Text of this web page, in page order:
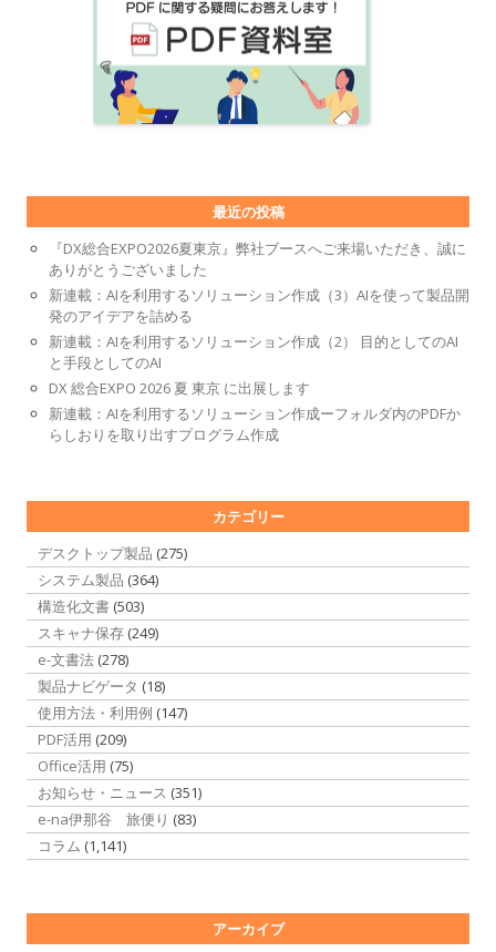
最近の投稿
『DX総合EXPO2026夏東京』弊社ブースへご来場いただき、誠に
ありがとうございました
新連載：AIを利用するソリューション作成（3）AIを使って製品開
発のアイデアを詰める
新連載：AIを利用するソリューション作成（2） 目的としてのAI
と手段としてのAI
DX 総合EXPO 2026 夏 東京 に出展します
新連載：AIを利用するソリューション作成ーフォルダ内のPDFか
らしおりを取り出すプログラム作成
カテゴリー
デスクトップ製品 (275)
システム製品 (364)
構造化文書 (503)
スキャナ保存 (249)
e-文書法 (278)
製品ナビゲータ (18)
使用方法・利用例 (147)
PDF活用 (209)
Office活用 (75)
お知らせ・ニュース (351)
e-na伊那谷 旅便り (83)
コラム (1,141)
アーカイブ